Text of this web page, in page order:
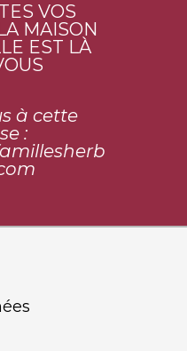
VOS
MAISON
EST LÀ
à cette
: